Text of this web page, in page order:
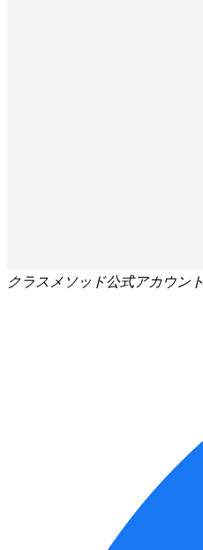
クラスメソッド公式アカウント